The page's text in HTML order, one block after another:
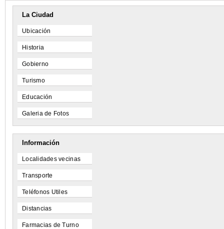
La Ciudad
Ubicación
Historia
Gobierno
Turismo
Educación
Galeria de Fotos
Información
Localidades vecinas
Transporte
Teléfonos Utiles
Distancias
Farmacias de Turno